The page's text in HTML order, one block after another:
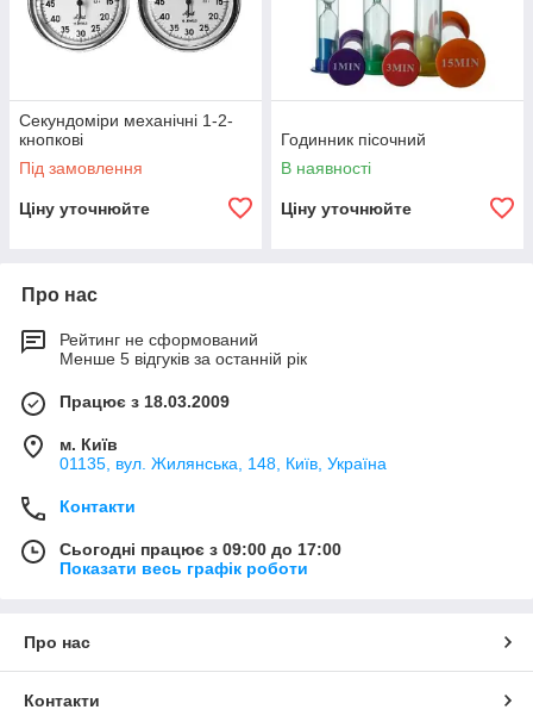
Секундоміри механічні 1-2-
кнопкові
Під замовлення
Ціну уточнюйте
Годинник пісочний
В наявності
Ціну уточнюйте
Про нас
Рейтинг не сформований
Менше 5 відгуків за останній рік
Працює з 18.03.2009
м. Київ
01135, вул. Жилянська, 148, Київ, Україна
Контакти
Сьогодні працює з 09:00 до 17:00
Показати весь графік роботи
Про нас
Контакти